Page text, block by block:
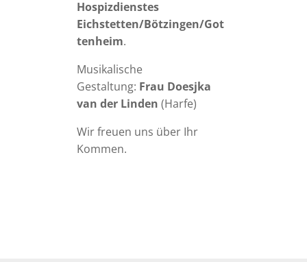
Hospizdienstes
Eichstetten/Bötzingen/Got
tenheim.
Musikalische
Gestaltung: Frau Doesjka
van der Linden (Harfe)
Wir freuen uns über Ihr
Kommen.